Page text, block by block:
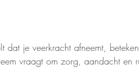
dat je veerkracht afneemt,
vraagt om zorg, aandacht en